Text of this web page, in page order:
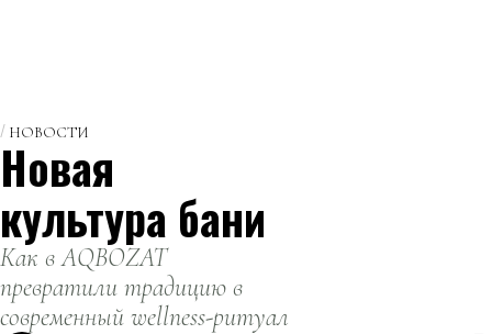
НОВОСТИ
Новая
культура бани
Как в AQBOZAT
превратили традицию в
современный wellness-ритуал